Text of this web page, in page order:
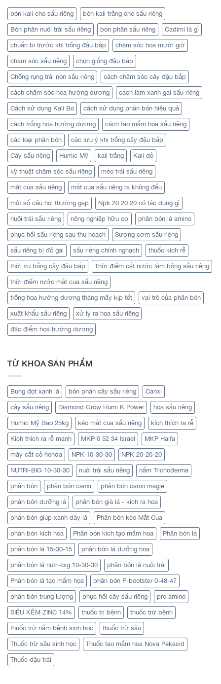
bón kali cho sầu riêng bón kali trắng cho sầu riêng
Bón phân nuôi trái sầu riêng bón phân sầu riêng Cadimi là gì
chuẩn bị trước khi trồng đậu bắp chăm sóc hoa mười giờ
chăm sóc sầu riêng chọn giống đậu bắp
Chống rụng trái non sầu riêng cách chăm sóc cây đậu bắp
cách chăm sóc hoa hướng dương cách làm xanh gai sầu riêng
Cách sử dụng Kali Bo cách sử dụng phân bón hiệu quả
cách trồng hoa hướng dương cách tạo mầm hoa sầu riêng
các loại phân bón các lưu ý khi trồng cây đậu bắp
Cây sầu riêng Humic Mỹ kali trắng Kali đỏ
kỹ thuật chăm sóc sầu riêng méo trái sầu riêng
mắt cua sầu riêng mắt cua sầu riêng ra không đều
một số câu hỏi thưởng gặp Npk 20 20 20 có tác dụng gì
nuôi trái sầu riêng nông nghiệp hữu cơ phân bón lá amino
phục hồi sầu riêng sau thu hoạch Sượng cơm sầu riêng
sầu riêng bị đỏ gai sầu riêng chính nghạch thuốc kích rễ
thời vụ trồng cây đậu bắp Thời điểm cắt nước làm bông sầu riêng
thời điểm rước mắt cua sầu riêng
trồng hoa hướng dương tháng mấy kịp tết vai trò của phân bón
xuất khẩu sầu riêng xử lý ra hoa sầu riêng
đặc điểm hoa hướng dương
TỪ KHÓA SẢN PHẨM
Bung đọt xanh lá bón phân cây sầu riêng Canxi
cây sầu riêng Diamond Grow Humi K Power hoa sầu riêng
Humic Mỹ Bao 25kg kéo mắt cua sầu riêng kích thích ra rễ
Kích thích ra rễ mạnh MKP 0 52 34 Israel MKP Haifa
máy cắt cỏ honda NPK 10-30-30 NPK 20-20-20
NUTRI-BIG 10-30-30 nuôi trái sầu riêng nấm Trichoderma
phân bón phân bón canxi phân bón canxi magie
phân bón dưỡng lá phân bón già lá - kích ra hoa
phân bón giúp xanh dày lá Phân bón kéo Mắt Cua
phân bón kích hoa Phân bón kích tạo mầm hoa Phân bón lá
phân bón lá 15-30-15 phân bón lá dưỡng hoa
phân bón lá nutri-big 10-30-30 phân bón lá nuôi trái
Phân bón lá tạo mầm hoa phân bón P-bootster 0-48-47
phân bón trung lượng phục hồi cây sầu riêng pro amino
SIÊU KẼM ZINC 14% thuốc trị bệnh thuốc trừ bệnh
thuốc trừ nấm bệnh sinh học thuốc trừ sâu
Thuốc trừ sâu sinh học Thuốc tạo mầm hoa Nova Pekacid
Thuốc đậu trái